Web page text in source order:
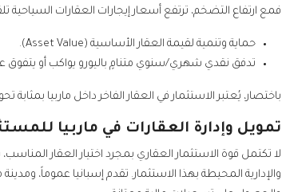
فمع ارتفاع التضخم، ترتفع أسعار إيجارات العقارات
حماية وتنمية لقيمة العقار الأساسية (Asset Value).
تدفق نقدي شهري/سنوي متنامٍ باليورو يواكب أو
باختصار، يُعتبر الاستثمار في العقار الفاخر داخل ماربيا
تمويل وإدارة العقارات في ماربيا
لا تكتمل قوة الاستثمار العقاري بمجرد اختيار العقار
والإدارية المحيطة بهذا الاستثمار. تقدم إسبانيا عموماً،